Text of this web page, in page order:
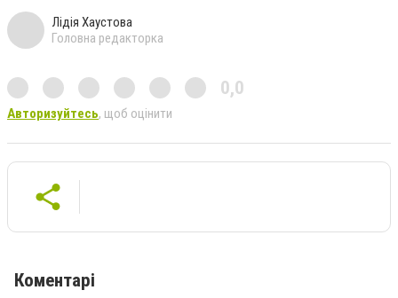
Лідія Хаустова
Головна редакторка
0,0
Авторизуйтесь, щоб оцінити
Коментарі